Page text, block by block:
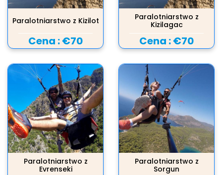
Paralotniarstwo z Kizilot
Cena :€70
Paralotniarstwo z
Kizilagac
Cena :€70
Paralotniarstwo z
Evrenseki
Paralotniarstwo z
Sorgun